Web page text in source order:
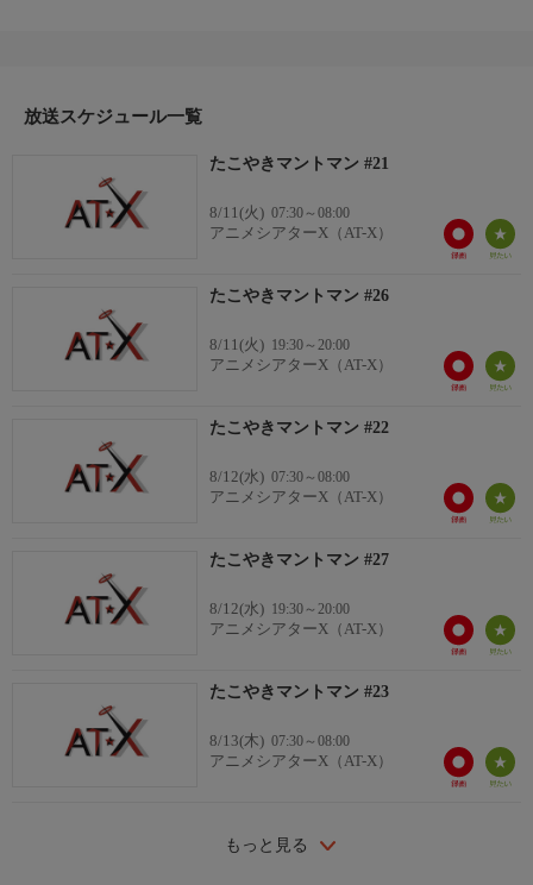
派ぞろい。とぼけた言動とユニークな姿が特徴的で、敵でありな
レッド：雪野五月
ブルー：山口勝平
おばちゃん：谷 育子
バオバオ大王：小林清志
放送スケジュール一覧
たこやきマントマン #21
8/11(火) 07:30～08:00
アニメシアターX（AT-X）
たこやきマントマン #26
8/11(火) 19:30～20:00
アニメシアターX（AT-X）
たこやきマントマン #22
8/12(水) 07:30～08:00
アニメシアターX（AT-X）
たこやきマントマン #27
8/12(水) 19:30～20:00
アニメシアターX（AT-X）
たこやきマントマン #23
8/13(木) 07:30～08:00
アニメシアターX（AT-X）
もっと見る